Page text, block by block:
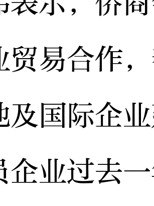
贸易合作
及国际企
企业过去